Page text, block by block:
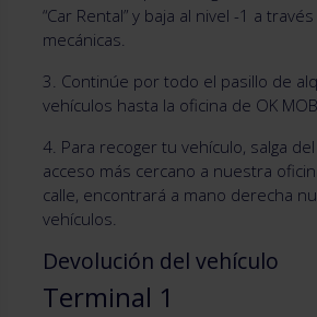
“Car Rental” y baja al nivel -1 a
mecánicas.
3. Continúe por todo el pasillo de
vehículos hasta la oficina de OK
4. Para recoger tu vehículo, salga
acceso más cercano a nuestra
calle, encontrará a mano derecha
vehículos.
Devolución del vehículo
Terminal 1